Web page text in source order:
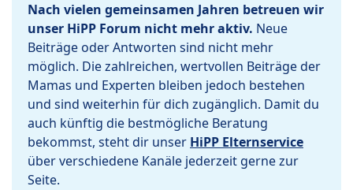
Nach vielen gemeinsamen Jahren betreuen wir
unser HiPP Forum nicht mehr aktiv. Neue
Beiträge oder Antworten sind nicht mehr
möglich. Die zahlreichen, wertvollen Beiträge der
Mamas und Experten bleiben jedoch bestehen
und sind weiterhin für dich zugänglich. Damit du
auch künftig die bestmögliche Beratung
bekommst, steht dir unser HiPP Elternservice
über verschiedene Kanäle jederzeit gerne zur
Seite.